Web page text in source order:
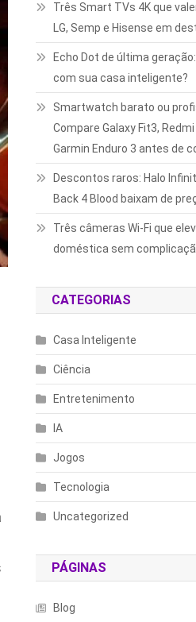
Três Smart TVs 4K que
LG, Semp e Hisense em
Echo Dot de última
com sua casa inteligente?
Smartwatch barato ou
Compare Galaxy Fit3,
Garmin Enduro 3 antes de
Descontos raros: Halo
Back 4 Blood baixam de
Três câmeras Wi-Fi que
doméstica sem
CATEGORIAS
Casa Inteligente
Ciência
Entretenimento
IA
Jogos
Tecnologia
Uncategorized
PÁGINAS
Blog